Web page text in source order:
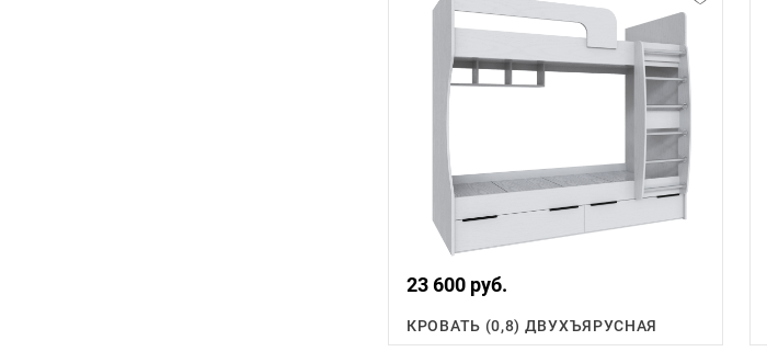
23 600 руб.
КРОВАТЬ (0,8) ДВУХЪЯРУСНАЯ